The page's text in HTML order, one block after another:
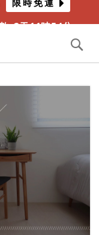
限時免運